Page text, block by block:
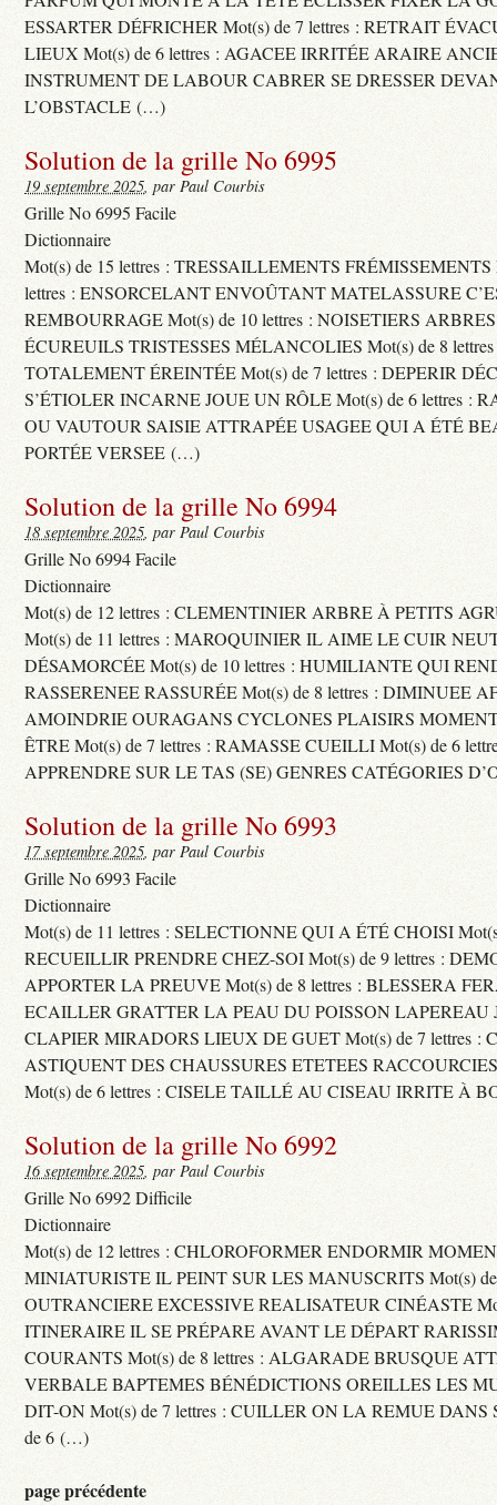
ESSARTER DÉFRICHER Mot(s) de 7 lettres : RETRAIT
LIEUX Mot(s) de 6 lettres : AGACEE IRRITÉE ARAIRE
INSTRUMENT DE LABOUR CABRER SE DRESSER
L’OBSTACLE (…)
Solution de la grille No 6995
19 septembre 2025, par Paul Courbis
Grille No 6995 Facile
Dictionnaire
Mot(s) de 15 lettres : TRESSAILLEMENTS FRÉMISSEMENTS
lettres : ENSORCELANT ENVOÛTANT MATELASSURE
REMBOURRAGE Mot(s) de 10 lettres : NOISETIERS
ÉCUREUILS TRISTESSES MÉLANCOLIES Mot(s) de 8
TOTALEMENT ÉREINTÉE Mot(s) de 7 lettres : DEPERIR
S’ÉTIOLER INCARNE JOUE UN RÔLE Mot(s) de 6 lettres :
OU VAUTOUR SAISIE ATTRAPÉE USAGEE QUI A ÉTÉ
PORTÉE VERSEE (…)
Solution de la grille No 6994
18 septembre 2025, par Paul Courbis
Grille No 6994 Facile
Dictionnaire
Mot(s) de 12 lettres : CLEMENTINIER ARBRE À PETITS
Mot(s) de 11 lettres : MAROQUINIER IL AIME LE CUIR
DÉSAMORCÉE Mot(s) de 10 lettres : HUMILIANTE QUI
RASSERENEE RASSURÉE Mot(s) de 8 lettres : DIMINUEE
AMOINDRIE OURAGANS CYCLONES PLAISIRS
ÊTRE Mot(s) de 7 lettres : RAMASSE CUEILLI Mot(s) de 6
APPRENDRE SUR LE TAS (SE) GENRES CATÉGORIES
Solution de la grille No 6993
17 septembre 2025, par Paul Courbis
Grille No 6993 Facile
Dictionnaire
Mot(s) de 11 lettres : SELECTIONNE QUI A ÉTÉ CHOISI
RECUEILLIR PRENDRE CHEZ-SOI Mot(s) de 9 lettres :
APPORTER LA PREUVE Mot(s) de 8 lettres : BLESSERA
ECAILLER GRATTER LA PEAU DU POISSON LAPEREAU
CLAPIER MIRADORS LIEUX DE GUET Mot(s) de 7 lettres :
ASTIQUENT DES CHAUSSURES ETETEES
Mot(s) de 6 lettres : CISELE TAILLÉ AU CISEAU IRRITE À
Solution de la grille No 6992
16 septembre 2025, par Paul Courbis
Grille No 6992 Difficile
Dictionnaire
Mot(s) de 12 lettres : CHLOROFORMER ENDORMIR
MINIATURISTE IL PEINT SUR LES MANUSCRITS Mot(s) de
OUTRANCIERE EXCESSIVE REALISATEUR CINÉASTE
ITINERAIRE IL SE PRÉPARE AVANT LE DÉPART
COURANTS Mot(s) de 8 lettres : ALGARADE BRUSQUE
VERBALE BAPTEMES BÉNÉDICTIONS OREILLES LES
DIT-ON Mot(s) de 7 lettres : CUILLER ON LA REMUE DANS
de 6 (…)
page précédente